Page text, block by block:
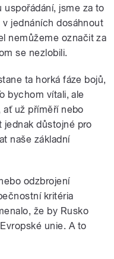
jsme za to
jednáních dosáhnout
nemůžeme označit za
se nezlobili.
ta horká fáze bojů,
bychom vítali, ale
už příměří nebo
jednak důstojné pro
naše základní
odzbrojení
kritéria
že by Rusko
unie. A to